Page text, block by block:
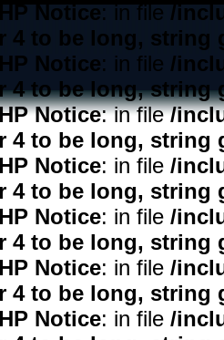
Notice: in file/
4 to be long, string
Notice: in file /
4 to be long, string
Notice: in file/
4 to be long, string
Notice: in file /
4 to be long, string
Notice: in file /
4 to be long, string
Notice: in file /
4 to be long, string
Notice: in file /